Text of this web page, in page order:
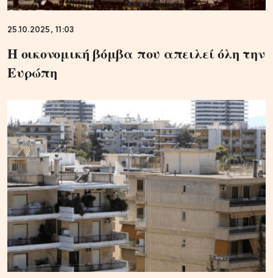
25.10.2025, 11:03
Η οικονομική βόμβα που απειλεί όλη την
Ευρώπη